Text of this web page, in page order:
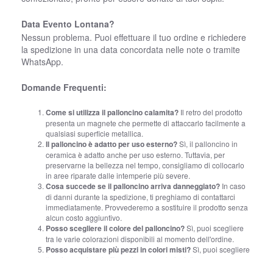
Data Evento Lontana?
Nessun problema. Puoi effettuare il tuo ordine e richiedere
la spedizione in una data concordata nelle note o tramite
WhatsApp.
Domande Frequenti:
Come si utilizza il palloncino calamita? Il retro del prodotto
presenta un magnete che permette di attaccarlo facilmente a
qualsiasi superficie metallica.
Il palloncino è adatto per uso esterno?Sì, il palloncino in
ceramica è adatto anche per uso esterno. Tuttavia, per
preservarne la bellezza nel tempo, consigliamo di collocarlo
in aree riparate dalle intemperie più severe.
Cosa succede se il palloncino arriva danneggiato? In caso
di danni durante la spedizione, ti preghiamo di contattarci
immediatamente. Provvederemo a sostituire il prodotto senza
alcun costo aggiuntivo.
Posso scegliere il colore del palloncino?Sì, puoi scegliere
tra le varie colorazioni disponibili al momento dell'ordine.
Posso acquistare più pezzi in colori misti?Sì, puoi scegliere